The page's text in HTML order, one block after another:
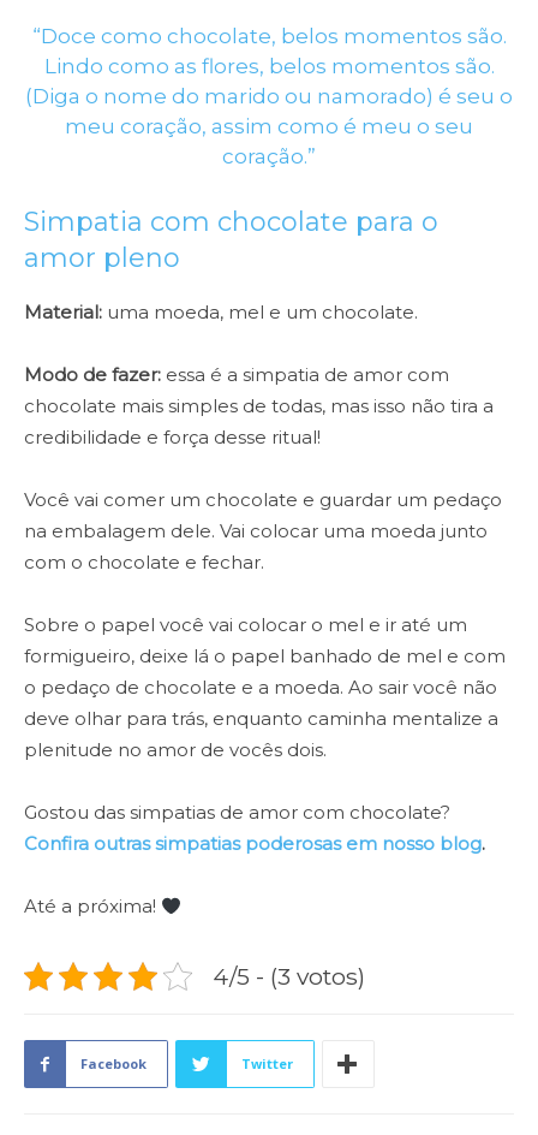
“Doce como chocolate, belos momentos são.
Lindo como as flores, belos momentos são.
(Diga o nome do marido ou namorado) é seu o
meu coração, assim como é meu o seu
coração.”
Simpatia com chocolate para o
amor pleno
Material: uma moeda, mel e um chocolate.
Modo de fazer: essa é a simpatia de amor com
chocolate mais simples de todas, mas isso não tira a
credibilidade e força desse ritual!
Você vai comer um chocolate e guardar um pedaço
na embalagem dele. Vai colocar uma moeda junto
com o chocolate e fechar.
Sobre o papel você vai colocar o mel e ir até um
formigueiro, deixe lá o papel banhado de mel e com
o pedaço de chocolate e a moeda. Ao sair você não
deve olhar para trás, enquanto caminha mentalize a
plenitude no amor de vocês dois.
Gostou das simpatias de amor com chocolate?
Confira outras simpatias poderosas em nosso blog.
Até a próxima!
4/5 - (3 votos)
Facebook Twitter